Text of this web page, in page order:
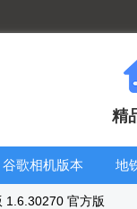
精
谷歌相机版本
地
1.6.30270 官方版